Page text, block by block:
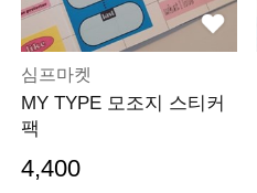
심프마켓
MY TYPE 모조지 스티커
팩
4,400